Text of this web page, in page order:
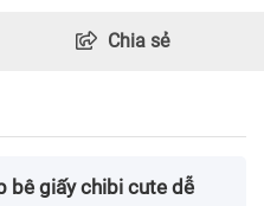
Chia sẻ
bê giấy chibi cute dễ